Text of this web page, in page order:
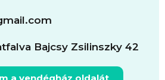
Bajcsy Zsilinszky 42